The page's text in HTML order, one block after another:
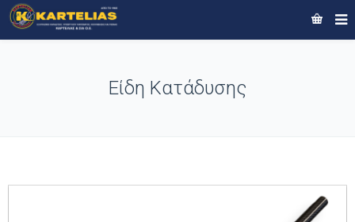
Είδη Κατάδυσης